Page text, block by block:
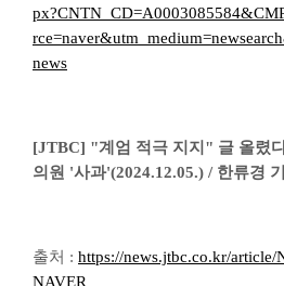
news
[JTBC] "계엄 적극 지지" 글 올렸
의원 '사과'(2024.12.05.) / 한류경
출처 : https://news.jtbc.co.kr/
NAVER